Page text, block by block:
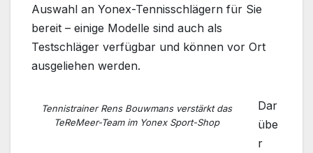
Auswahl an Yonex-Tennisschlägern für Sie
bereit – einige Modelle sind auch als
Testschläger verfügbar und können vor Ort
ausgeliehen werden.
Tennistrainer Rens Bouwmans verstärkt das
TeReMeer-Team im Yonex Sport-Shop
Dar
übe
r